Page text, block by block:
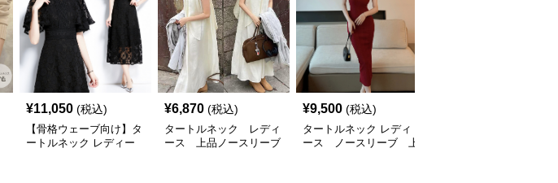
¥11,050 (税込)
【骨格ウェーブ向け】タ
ートルネック レディー
¥6,870 (税込)
タートルネック レディ
ース 上品ノースリーブ
¥9,500 (税込)
タートルネック レディ
ース ノースリーブ 上